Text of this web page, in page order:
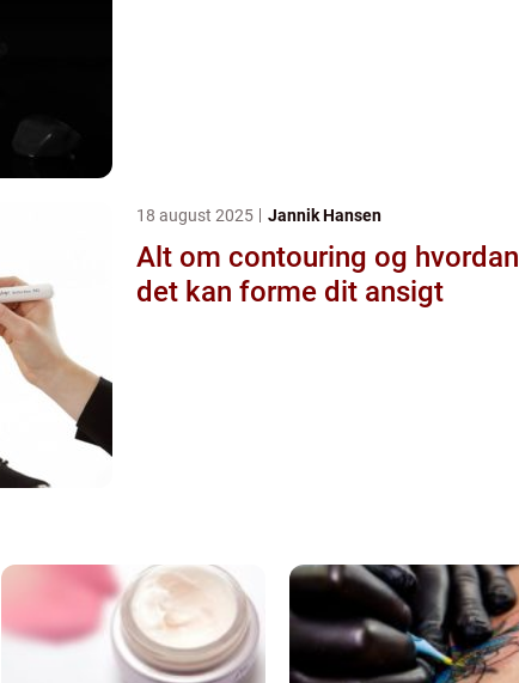
18 august 2025 Jannik Hansen
Alt om contouring og hvordan
det kan forme dit ansigt